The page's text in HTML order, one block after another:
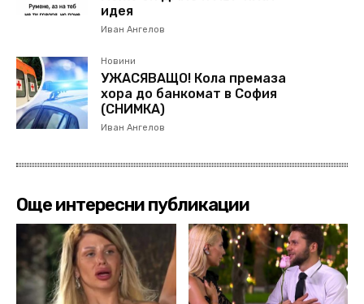
идея
Иван Ангелов
Новини
УЖАСЯВАЩО! Кола премаза
хора до банкомат в София
(СНИМКА)
Иван Ангелов
Още интересни публикации